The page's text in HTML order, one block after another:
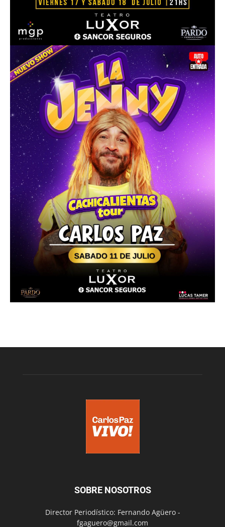
SOBRE NOSOTROS
Director Periodístico: Fernando Agüero -
fgaguero@gmail.com